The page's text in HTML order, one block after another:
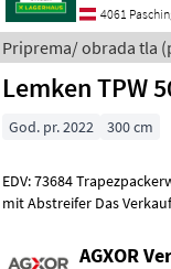
4061
Priprema/ obrada tla
Lemken
Lemken TPW
God. pr. 2022 300 cm
EDV: 73684 Trapezpackerwalze - mit 3 Punkt Anbau - mit 3m Breite -
mit Abstreifer Das Verkaufsteam der Fa. Agxor zeigt Ihnen das
AGXOR